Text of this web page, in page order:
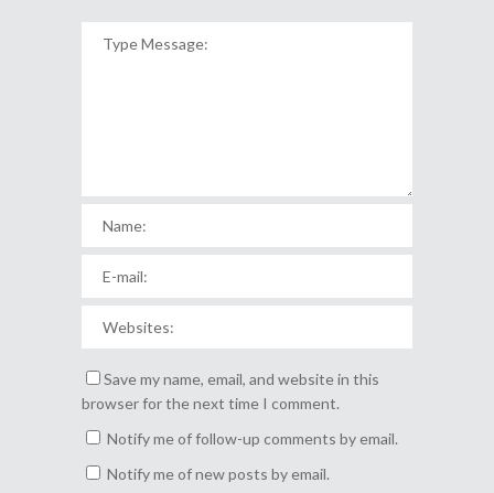
Save my name, email, and website in this
browser for the next time I comment.
Notify me of follow-up comments by email.
Notify me of new posts by email.